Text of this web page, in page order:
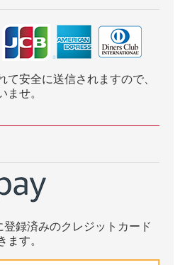
て安全に送信されますので、
ませ。
録済みのクレジットカード
ます。